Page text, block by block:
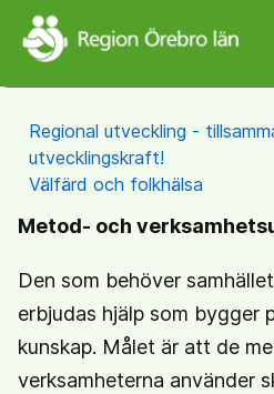
Regional utveckling -
utvecklingskraft!
Välfärd och folkhälsa
Metod- och
Den som behöver
erbjudas hjälp som bygger
kunskap. Målet är att de
verksamheterna använder